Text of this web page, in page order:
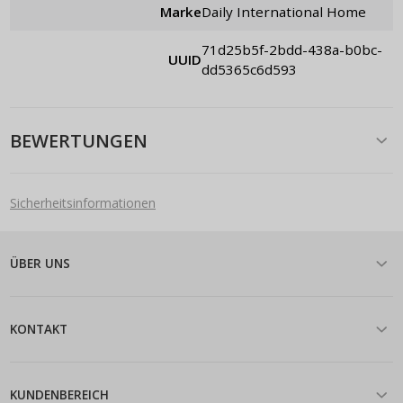
Marke Daily International Home
UUID
71d25b5f-2bdd-438a-b0bc-
dd5365c6d593
BEWERTUNGEN
Sicherheitsinformationen
ÜBER UNS
KONTAKT
KUNDENBEREICH